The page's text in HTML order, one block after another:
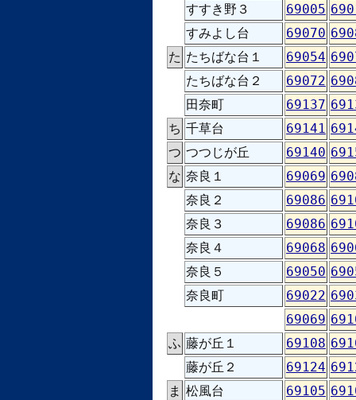
すすき野３
69005
すみよし台
69070
た たちばな台１ 69054
たちばな台２
69072
田奈町
69137
ち 千草台 69141
つ つつじが丘 69140
な 奈良１ 69069
奈良２
69086
奈良３
69086
奈良４
69068
奈良５
69050
奈良町
69022
69069
ふ 藤が丘１ 69108
藤が丘２
69124
ま 松風台 69105